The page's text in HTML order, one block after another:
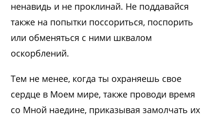
ненавидь и не проклинай. Не поддавайся
также на попытки поссориться, поспорить
или обменяться с ними шквалом
оскорблений.
Тем не менее, когда ты охраняешь свое
сердце в Моем мире, также проводи время
со Мной наедине, приказывая замолчать их